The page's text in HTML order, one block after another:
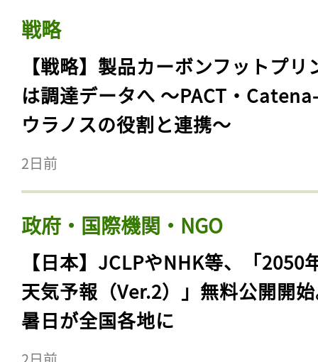
戦略
【戦略】製品カーボンフットプリ
は調達データへ 〜PACT・
ウラノスの役割と連携〜
2日前
政府・国際機関・NGO
【日本】JCLPやNHK等、「2050
天気予報（Ver.2）」無料公開開
暑日が全国各地に